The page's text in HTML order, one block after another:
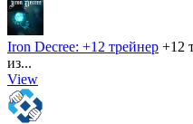
Iron Decree: +12 трейнер +12
из...
View